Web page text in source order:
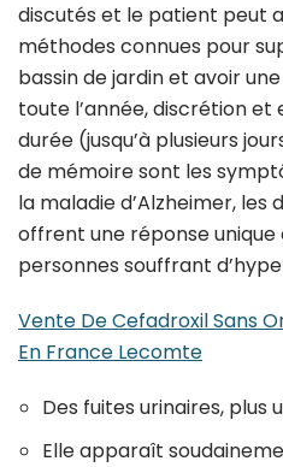
discutés et le patient peut
méthodes connues pour
bassin de jardin et avoir
toute l’année, discrétion
durée (jusqu’à plusieurs
de mémoire sont les
la maladie d’Alzheimer, les
offrent une réponse
personnes souffrant
Vente De Cefadroxil Sans
En France Lecomte
Des fuites urinaires, plus
Elle apparaît